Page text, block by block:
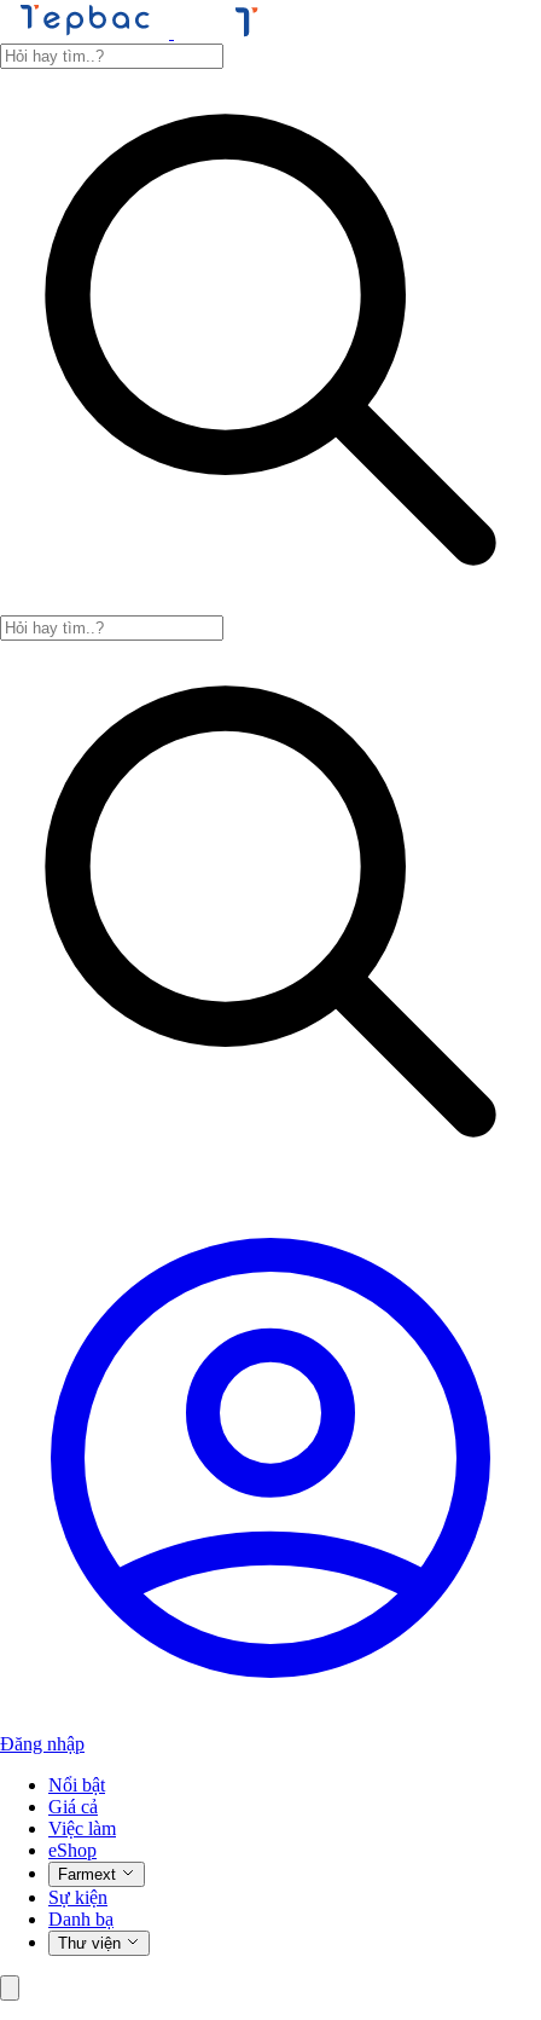
Đăng nhập
Nổi bật
Giá cả
Việc làm
eShop
Farmext
Sự kiện
Danh bạ
Thư viện